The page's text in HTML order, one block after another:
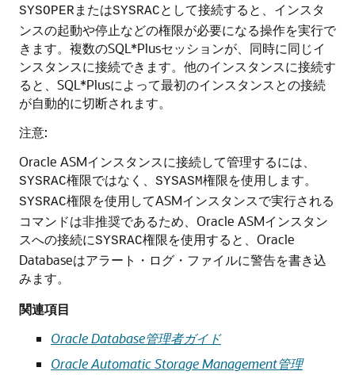
SYSOPER またはSYSRACとして接続すると、インスタ
ンスの起動や停止などの権限が必要になる操作を実行で
きます。複数のSQL*Plusセッションが、同時に同じイ
ンスタンスに接続できます。他のインスタンスに接続す
ると、SQL*Plusによって最初のインスタンスとの接続
が自動的に切断されます。
注意:
Oracle ASMインスタンスに接続して管理するには、
SYSRAC権限ではなく、 SYSASM権限を使用します。
SYSRAC権限を使用してASMインスタンスで実行される
コマンドは非推奨であるため、Oracle ASMインスタン
スへの接続にSYSRAC権限を使用すると、Oracle
Databaseはアラート・ログ・ファイルに警告を書き込
みます。
関連項目
Oracle Database管理者ガイド
Oracle Automatic Storage Management管理